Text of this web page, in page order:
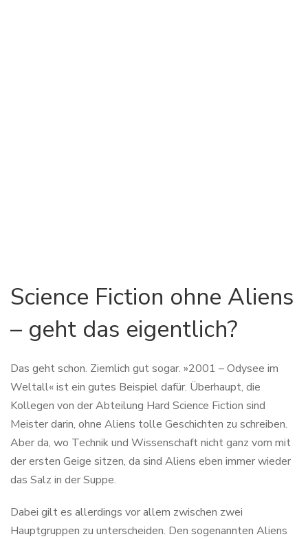
Science Fiction ohne Aliens
– geht das eigentlich?
Das geht schon. Ziemlich gut sogar. »2001 – Odysee im
Weltall« ist ein gutes Beispiel dafür. Überhaupt, die
Kollegen von der Abteilung Hard Science Fiction sind
Meister darin, ohne Aliens tolle Geschichten zu schreiben.
Aber da, wo Technik und Wissenschaft nicht ganz vorn mit
der ersten Geige sitzen, da sind Aliens eben immer wieder
das Salz in der Suppe.
Dabei gilt es allerdings vor allem zwischen zwei
Hauptgruppen zu unterscheiden. Den sogenannten Aliens